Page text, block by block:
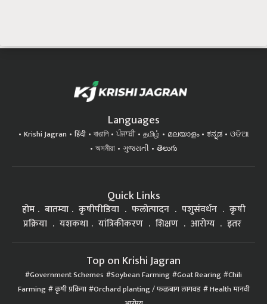
Languages
Krishi Jagran हिंदी বাঙালি ਪੰਜਾਬੀ தமிழ் മലയാളം ಕನ್ನಡ
ଓଡିଆ
অসমীয়া
ગુજરાતી తెలుగు
Quick Links
होम बातम्या कृषीपीडिया फलोत्पादन पशुसंवर्धन
कृषी
प्रक्रिया
यशकथा यांत्रिकीकरण शिक्षण आरोग्य इतर
Top on Krishi Jagran
Government Schemes Soybean Farming Goat Rearing Chili
Farming कृषी प्रक्रिया Orchard planting / फळबाग लागवड Health मानवी